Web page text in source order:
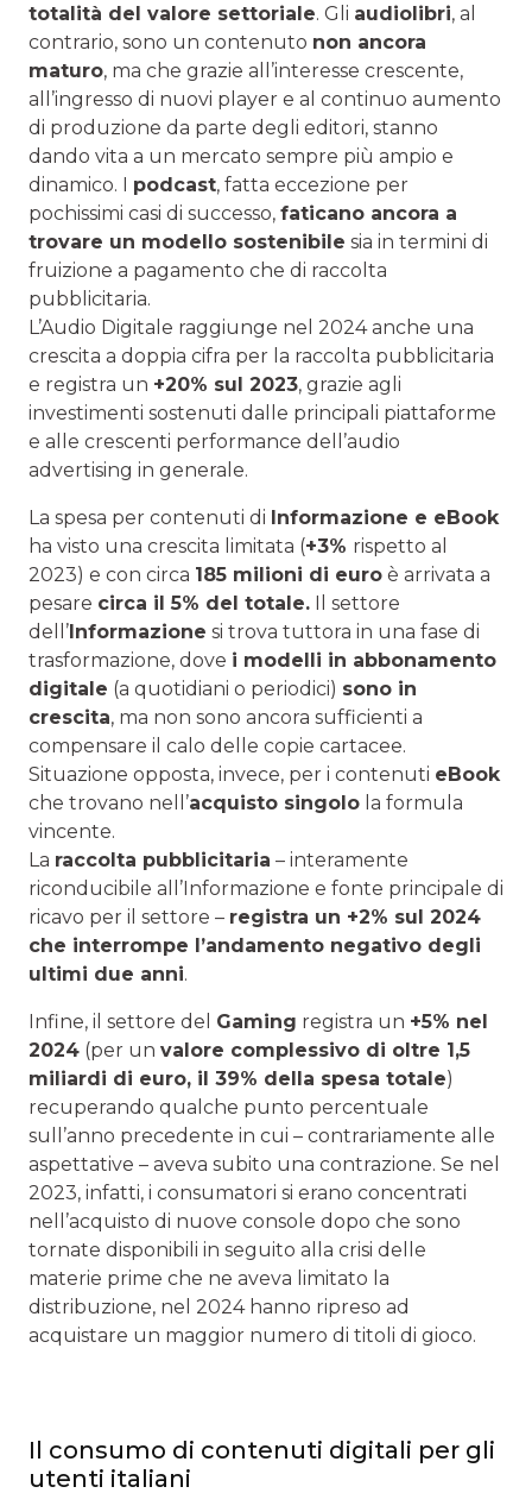
totalità del valore settoriale. Gli audiolibri, al
contrario, sono un contenuto non ancora
maturo, ma che grazie all’interesse crescente,
all’ingresso di nuovi player e al continuo aumento
di produzione da parte degli editori, stanno
dando vita a un mercato sempre più ampio e
dinamico. I podcast, fatta eccezione per
pochissimi casi di successo, faticano ancora a
trovare un modello sostenibile sia in termini di
fruizione a pagamento che di raccolta
pubblicitaria.
L’Audio Digitale raggiunge nel 2024 anche una
crescita a doppia cifra per la raccolta pubblicitaria
e registra un +20% sul 2023, grazie agli
investimenti sostenuti dalle principali piattaforme
e alle crescenti performance dell’audio
advertising in generale.
La spesa per contenuti di Informazione e eBook
ha visto una crescita limitata (+3% rispetto al
2023) e con circa 185 milioni di euro è arrivata a
pesare circa il 5% del totale. Il settore
dell’Informazione si trova tuttora in una fase di
trasformazione, dove i modelli in abbonamento
digitale (a quotidiani o periodici) sono in
crescita, ma non sono ancora sufficienti a
compensare il calo delle copie cartacee.
Situazione opposta, invece, per i contenuti eBook
che trovano nell’acquisto singolo la formula
vincente.
La raccolta pubblicitaria – interamente
riconducibile all’Informazione e fonte principale di
ricavo per il settore – registra un +2% sul 2024
che interrompe l’andamento negativo degli
ultimi due anni.
Infine, il settore del Gaming registra un +5% nel
2024 (per un valore complessivo di oltre 1,5
miliardi di euro, il 39% della spesa totale)
recuperando qualche punto percentuale
sull’anno precedente in cui – contrariamente alle
aspettative – aveva subito una contrazione. Se nel
2023, infatti, i consumatori si erano concentrati
nell’acquisto di nuove console dopo che sono
tornate disponibili in seguito alla crisi delle
materie prime che ne aveva limitato la
distribuzione, nel 2024 hanno ripreso ad
acquistare un maggior numero di titoli di gioco.
Il consumo di contenuti digitali per gli
utenti italiani